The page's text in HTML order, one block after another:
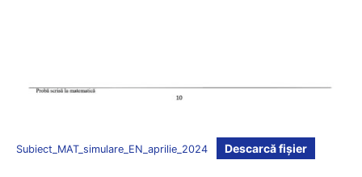
Subiect_MAT_simulare_EN_aprilie_2024 Descarcă fișier